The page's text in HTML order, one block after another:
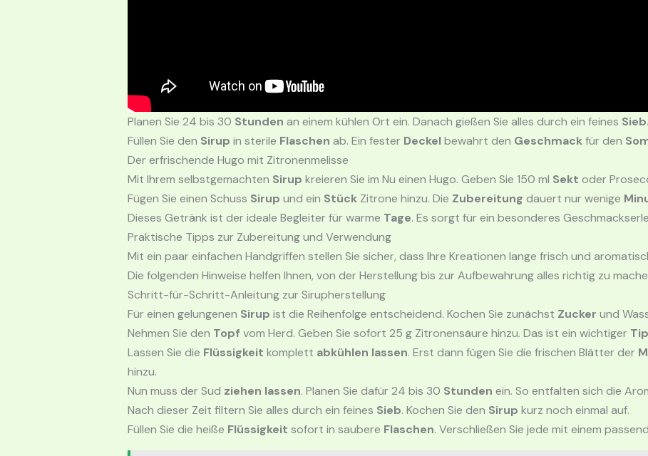
Planen Sie 24 bis 30 Stunden an einem kühlen Ort ein. Danach gießen Sie alles durch ein feines Sieb.
Füllen Sie den Sirup in sterile Flaschen ab. Ein fester Deckelbewahrt den Geschmackfür den
Der erfrischende Hugo mit Zitronenmelisse
Mit Ihrem selbstgemachten Sirup kreieren Sie im Nu einen Hugo. Geben Sie 150 ml Sekt oder
Fügen Sie einen Schuss Sirup und ein StückZitrone hinzu. Die Zubereitung dauert nur wenige
Dieses Getränk ist der ideale Begleiter für warme Tage. Es sorgt für ein besonderes
Praktische Tipps zur Zubereitung und Verwendung
Mit ein paar einfachen Handgriffen stellen Sie sicher, dass Ihre Kreationen lange frisch und
Die folgenden Hinweise helfen Ihnen, von der Herstellung bis zur Aufbewahrung alles richtig zu
Schritt-für-Schritt-Anleitung zur Sirupherstellung
Für einen gelungenen Sirup ist die Reihenfolge entscheidend. Kochen Sie zunächst Zucker und
Nehmen Sie den Topf vom Herd. Geben Sie sofort 25 g Zitronensäure hinzu. Das ist ein wichtiger
Lassen Sie die Flüssigkeit komplett abkühlen lassen. Erst dann fügen Sie die frischen Blätter der
hinzu.
Nun muss der Sud ziehen lassen. Planen Sie dafür 24 bis 30 Stunden ein. So entfalten sich die
Nach dieser Zeit filtern Sie alles durch ein feines Sieb. Kochen Sie den Sirup kurz noch einmal auf.
Füllen Sie die heiße Flüssigkeit sofort in saubere Flaschen. Verschließen Sie jede mit einem